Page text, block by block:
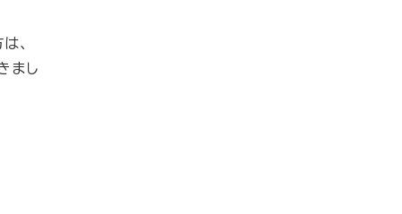
、
まし